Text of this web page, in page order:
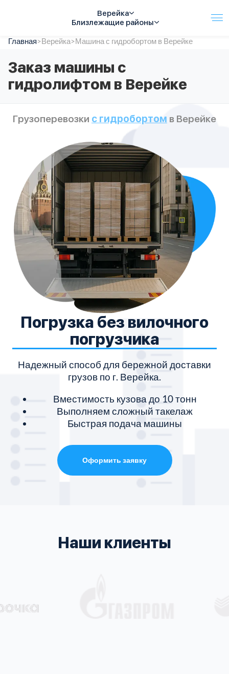
Верейка
Близлежащие районы
Услуги
Автопарк
Тарифы
Акции
Контакты
Главная>Верейка>Машина с гидробортом в Верейке
Заказ машины с
гидролифтом в Верейке
Грузоперевозки с гидробортом в Верейке
Погрузка без вилочного
погрузчика
Надежный способ для бережной доставки
грузов по г. Верейка.
Вместимость кузова до 10 тонн
Выполняем сложный такелаж
Быстрая подача машины
Оформить заявку
Наши клиенты